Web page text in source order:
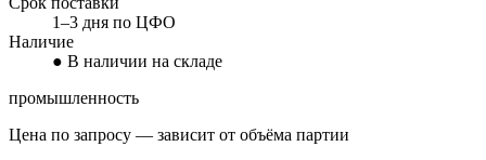
1–3 дня по ЦФО
Наличие
● В наличии на складе
промышленность
Цена по запросу — зависит от объёма партии